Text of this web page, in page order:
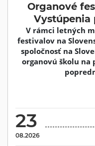
Organové
Vystúpenia
V rámci letných
festivalov na
spoločnosť na
organovú školu
23
08.2026